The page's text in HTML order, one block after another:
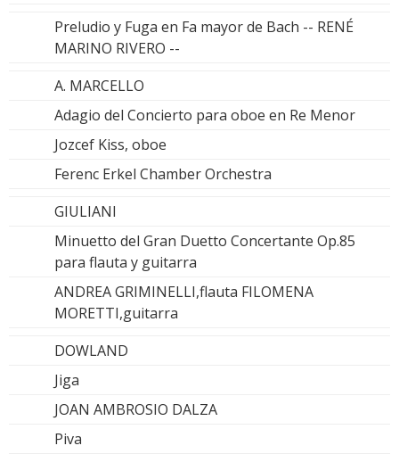
Preludio y Fuga en Fa mayor de Bach -- RENÉ
MARINO RIVERO --
A. MARCELLO
Adagio del Concierto para oboe en Re Menor
Jozcef Kiss, oboe
Ferenc Erkel Chamber Orchestra
GIULIANI
Minuetto del Gran Duetto Concertante Op.85
para flauta y guitarra
ANDREA GRIMINELLI,flauta FILOMENA
MORETTI,guitarra
DOWLAND
Jiga
JOAN AMBROSIO DALZA
Piva